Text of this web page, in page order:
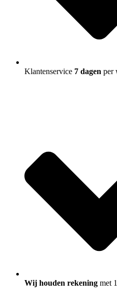
Klantenservice 7 dagen per
Wij houden rekening met